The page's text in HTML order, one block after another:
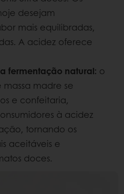
desejam
mais equilibradas,
A acidez oferece
fermentação natural: o
madre se
e confeitaria,
à acidez
tornando os
aceitáveis e
doces.